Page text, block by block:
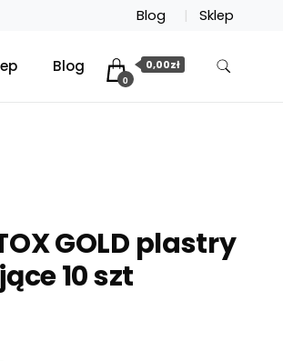
Blog Sklep
Blog
0
0,00zł
GOLD plastry
10 szt